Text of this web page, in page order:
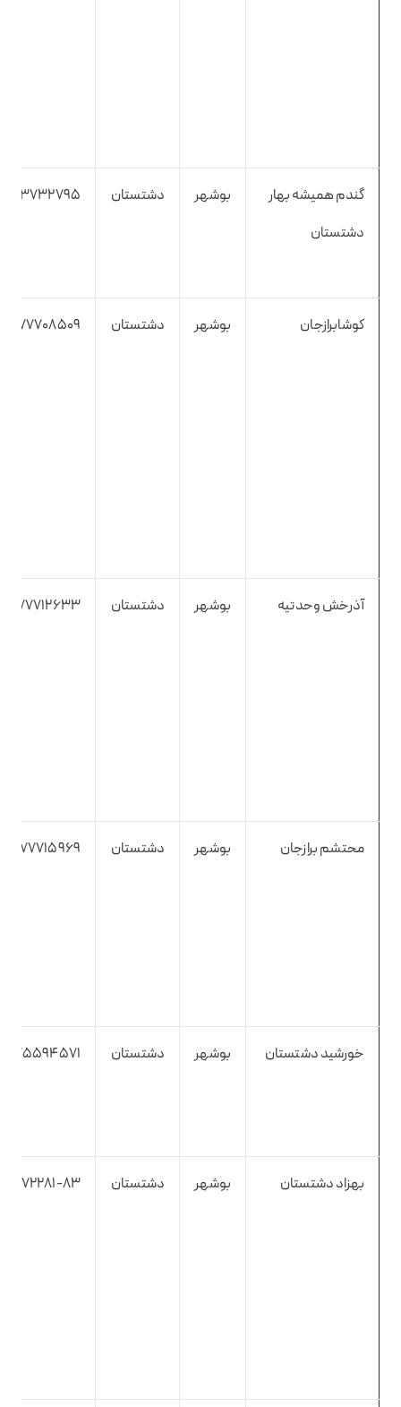
گندم همیشه بهار
دشتستان
بوشهر دشتستان 9173732795
کوشابرازجان بوشهر دشتستان 9177708509
آذرخش وحدتیه بوشهر دشتستان 9177712633
محتشم برازجان بوشهر دشتستان 9177715969
خورشید دشتستان بوشهر دشتستان
بهزاد دشتستان بوشهر دشتستان